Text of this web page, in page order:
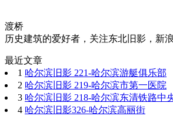
渡桥
历史建筑的爱好者，关注东北旧影，新浪
最近文章
1 哈尔滨旧影 221-哈尔滨游艇俱乐部
2 哈尔滨旧影 219-哈尔滨市第一医院
3 哈尔滨旧影 218-哈尔滨东清铁路中
4 哈尔滨旧影326-哈尔滨高丽街